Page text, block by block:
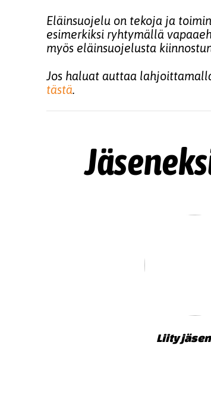
Eläinsuojelu on tekoja ja
esimerkiksi ryhtymällä
myös eläinsuojelusta
Jos haluat auttaa
tästä.
Liity